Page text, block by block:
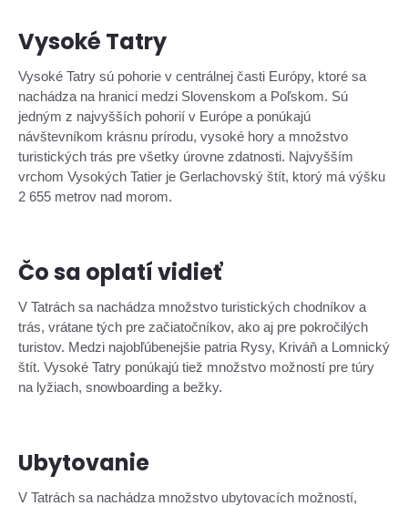
Vysoké Tatry
Vysoké Tatry sú pohorie v centrálnej časti Európy, ktoré sa
nachádza na hranici medzi Slovenskom a Poľskom. Sú
jedným z najvyšších pohorií v Európe a ponúkajú
návštevníkom krásnu prírodu, vysoké hory a množstvo
turistických trás pre všetky úrovne zdatnosti. Najvyšším
vrchom Vysokých Tatier je Gerlachovský štít, ktorý má výšku
2 655 metrov nad morom.
Čo sa oplatí vidieť
V Tatrách sa nachádza množstvo turistických chodníkov a
trás, vrátane tých pre začiatočníkov, ako aj pre pokročilých
turistov. Medzi najobľúbenejšie patria Rysy, Kriváň a Lomnický
štít. Vysoké Tatry ponúkajú tiež množstvo možností pre túry
na lyžiach, snowboarding a bežky.
Ubytovanie
V Tatrách sa nachádza množstvo ubytovacích možností,